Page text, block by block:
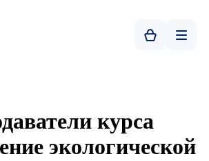
курса
экологической